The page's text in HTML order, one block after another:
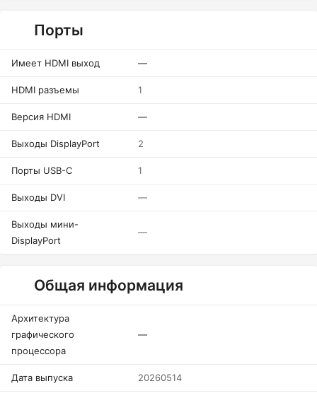
Порты
Имеет HDMI выход —
HDMI разъемы 1
Версия HDMI —
Выходы DisplayPort 2
Порты USB-C 1
Выходы DVI —
Выходы мини-
DisplayPort
—
Общая информация
Архитектура
графического
процессора
—
Дата выпуска 20260514